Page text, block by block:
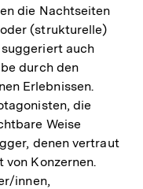
die Nachtseiten
(strukturelle)
auch
durch den
Erlebnissen.
die
Weise
denen vertraut
Konzernen.
innen,